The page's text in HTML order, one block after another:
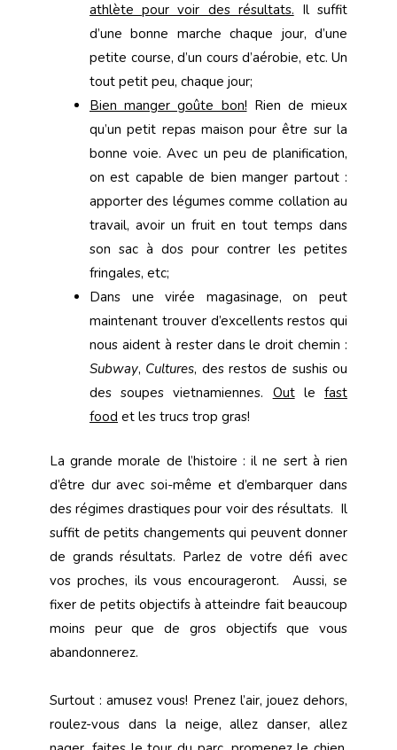
athlète pour voir des résultats. Il suffit
d’une bonne marche chaque jour, d’une
petite course, d’un cours d’aérobie, etc. Un
tout petit peu, chaque jour;
Bien manger goûte bon! Rien de mieux
qu’un petit repas maison pour être sur la
bonne voie. Avec un peu de planification,
on est capable de bien manger partout :
apporter des légumes comme collation au
travail, avoir un fruit en tout temps dans
son sac à dos pour contrer les petites
fringales, etc;
Dans une virée magasinage, on peut
maintenant trouver d’excellents restos qui
nous aident à rester dans le droit chemin :
Subway, Cultures, des restos de sushis ou
des soupes vietnamiennes. Outlefast
food et les trucs trop gras!
La grande morale de l’histoire : il ne sert à rien
d’être dur avec soi-même et d’embarquer dans
des régimes drastiques pour voir des résultats. Il
suffit de petits changements qui peuvent donner
de grands résultats. Parlez de votre défi avec
vos proches, ils vous encourageront. Aussi, se
fixer de petits objectifs à atteindre fait beaucoup
moins peur que de gros objectifs que vous
abandonnerez.
Surtout : amusez vous! Prenez l’air, jouez dehors,
roulez-vous dans la neige, allez danser, allez